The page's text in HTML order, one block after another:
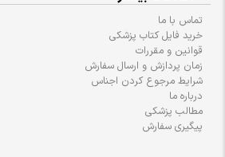
تماس با ما
خرید فایل کتاب پزشکی
قوانین و مقررات
زمان پردازش و ارسال سفارش
شرایط مرجوع کردن اجناس
درباره ما
مطالب پزشکی
پیگیری سفارش